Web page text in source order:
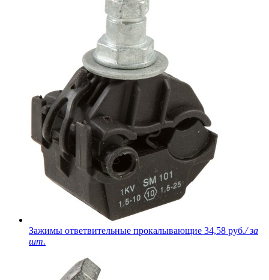
Зажимы ответвительные прокалывающие 34,58 руб./ за
шт.